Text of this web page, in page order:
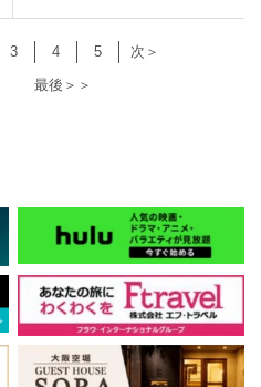
3 4 5
次＞
最後＞＞